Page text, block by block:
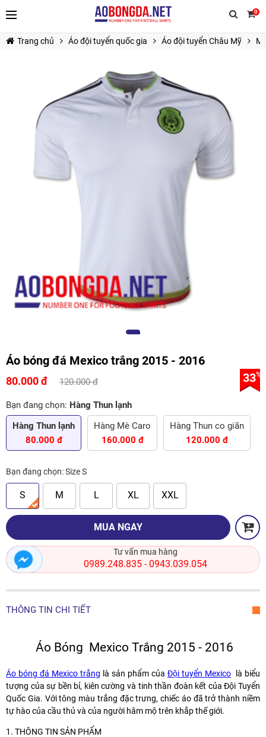
0
TIẾP TỤC MUA HÀNG
Trang chủ Áo đội tuyển quốc gia Áo đội tuyển Châu Mỹ
Áo bóng đá Mexico trắng 2015 - 2016
80.000 đ 120.000 đ 33%
Bạn đang chọn: Hàng Thun lạnh
Hàng Thun lạnh
80.000 đ
Hàng Mè Caro
160.000 đ
Hàng Thun co giãn
120.000 đ
Bạn đang chọn:Size S
S M L XL XXL
MUA NGAY
Tư vấn mua hàng
0989.248.835- 0943.039.054
THÔNG TIN CHI TIẾT
Áo Bóng Mexico Trắng 2015 - 2016
Áo bóng đá Mexico trắng là sản phẩm của Đội tuyển Mexico là biểu
tượng của sự bền bỉ, kiên cường và tinh thần đoàn kết của Đội Tuyển
Quốc Gia. Với tông màu trắng đặc trưng, chiếc áo đã trở thành niềm
tự hào của cầu thủ và của người hâm mộ trên khắp thế giới.
1. THÔNG TIN SẢN PHẨM